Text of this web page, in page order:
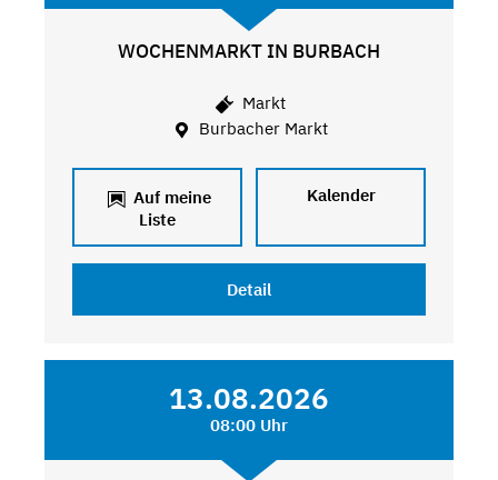
WOCHENMARKT IN BURBACH
Markt
Burbacher Markt
Auf meine
Liste
Kalender
Detail
13.08.2026
08:00 Uhr